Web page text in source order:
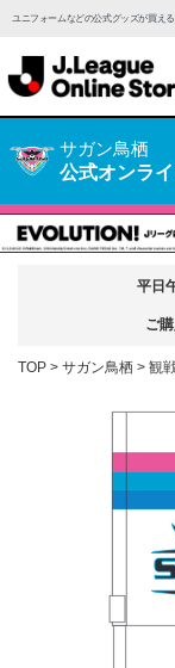
ユニフォームなどの公式グッズが買える
サガン鳥栖
公式オンラ
平日
ご
TOP サガン鳥栖 観